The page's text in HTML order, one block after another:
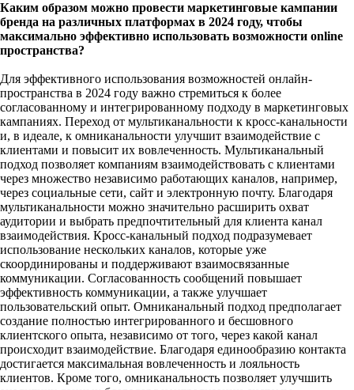
Каким образом можно провести маркетинговые кампании
бренда на различных платформах в 2024 году, чтобы
максимально эффективно использовать возможности online
пространства?
Для эффективного использования возможностей онлайн-
пространства в 2024 году важно стремиться к более
согласованному и интегрированному подходу в маркетинговых
кампаниях. Переход от мультиканальности к кросс-канальности
и, в идеале, к омниканальности улучшит взаимодействие с
клиентами и повысит их вовлеченность. Мультиканальный
подход позволяет компаниям взаимодействовать с клиентами
через множество независимо работающих каналов, например,
через социальные сети, сайт и электронную почту. Благодаря
мультиканальности можно значительно расширить охват
аудитории и выбрать предпочтительный для клиента канал
взаимодействия. Кросс-канальный подход подразумевает
использование нескольких каналов, которые уже
скоординированы и поддерживают взаимосвязанные
коммуникации. Согласованность сообщений повышает
эффективность коммуникации, а также улучшает
пользовательский опыт. Омниканальный подход предполагает
создание полностью интегрированного и бесшовного
клиентского опыта, независимо от того, через какой канал
происходит взаимодействие. Благодаря единообразию контакта
достигается максимальная вовлеченность и лояльность
клиентов. Кроме того, омниканальность позволяет улучшить